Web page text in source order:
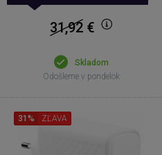
31,92€
Skladom
Odošleme v pondelok
31% ZĽAVA